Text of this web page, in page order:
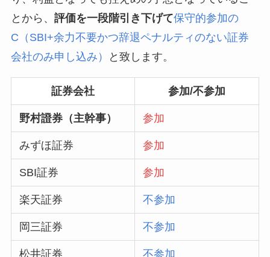
とから、 評価を一段階引き下げて保守的参加の
C（SBI+余力不要かつ辞退ペナルティのない証券
会社のみ申し込み）
と致します。
証券会社 参加/不参加
野村證券（主幹事） 参加
みずほ証券 参加
SBI証券 参加
楽天証券 不参加
岡三証券 不参加
松井証券 不参加